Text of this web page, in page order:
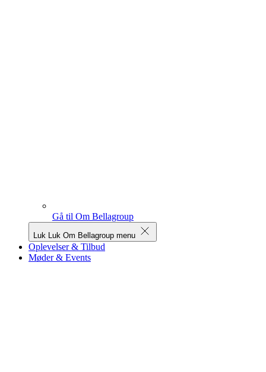
Gå til Om Bellagroup
Luk Luk Om Bellagroup menu
Oplevelser & Tilbud
Møder & Events